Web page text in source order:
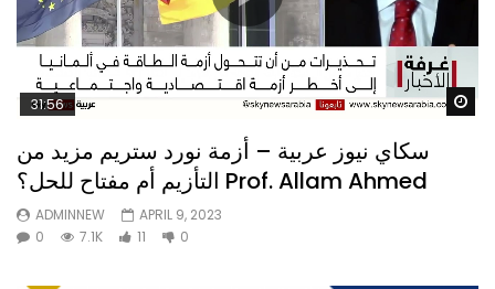
31:56
سكاي نيوز عربية – أزمة نورد ستريم مزيد من
التأزيم أم مفتاح للحل؟ Prof. Allam Ahmed
ADMINNEW
APRIL 9, 2023
0
7.1K 11 0